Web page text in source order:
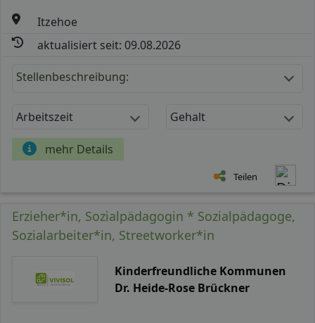
Itzehoe
aktualisiert seit: 09.08.2026
Stellenbeschreibung:
Arbeitszeit Gehalt
mehr Details
Teilen
Erzieher*in, Sozialpädagogin * Sozialpädagoge,
Sozialarbeiter*in, Streetworker*in
Kinderfreundliche Kommunen
Dr. Heide-Rose Brückner